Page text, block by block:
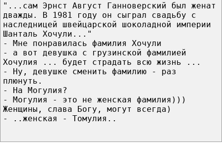
"...сам Эрнст Август Ганноверский был женат
дважды. В 1981 году он сыграл свадьбу с
наследницей швейцарской шоколадной империи
Шанталь Хочули..."
- Мне понравилась фамилия Хочули
- а вот девушка с грузинской фамилией
Хочулия ... будет страдать всю жизнь ...
- Ну, девушке сменить фамилию - раз
плюнуть.
- На Могулия?
- Могулия - это не женская фамилия)))
Женщины, слава Богу, могут всегда)
- ..женская - Томулия..